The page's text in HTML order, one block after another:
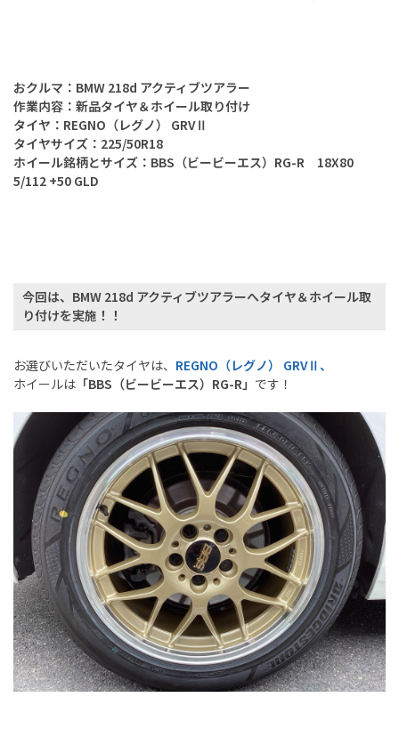
おクルマ：BMW 218d アクティブツアラー
作業内容：新品タイヤ＆ホイール取り付け
タイヤ：REGNO（レグノ） GRVⅡ
タイヤサイズ：225/50R18
ホイール銘柄とサイズ：BBS（ビービーエス）RG-R 18X80
5/112 +50 GLD
今回は、 BMW 218d アクティブツアラーへタイヤ＆ホイール取
り付けを実施！！
お選びいただいたタイヤは、 REGNO（レグノ） GRVⅡ、
ホイールは 「BBS（ビービーエス） RG-R」 です！